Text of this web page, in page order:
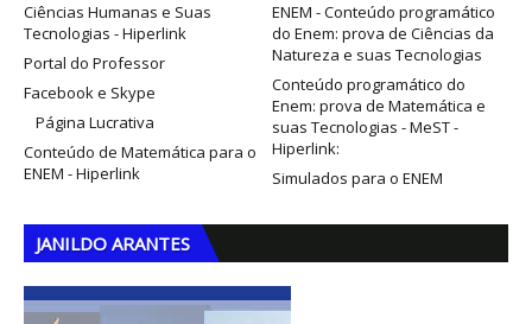
Ciências Humanas e Suas
Tecnologias - Hiperlink
ENEM - Conteúdo programático
do Enem: prova de Ciências da
Natureza e suas Tecnologias
Portal do Professor
Conteúdo programático do
Enem: prova de Matemática e
suas Tecnologias - MeST -
Hiperlink:
Facebook e Skype
Página Lucrativa
Conteúdo de Matemática para o
ENEM - Hiperlink
Simulados para o ENEM
JANILDO ARANTES